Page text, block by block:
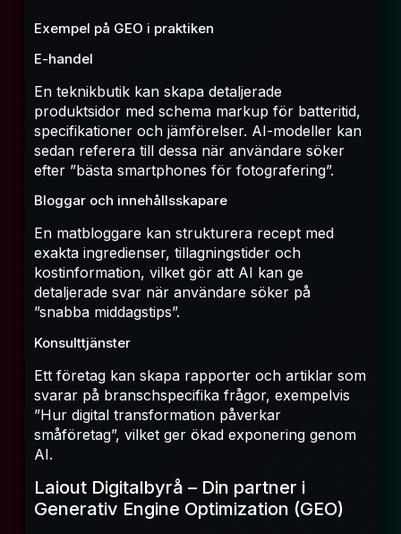
Exempel på GEO i praktiken
E-handel
En teknikbutik kan skapa detaljerade
produktsidor med schema markup för batteritid,
specifikationer och jämförelser. AI-modeller kan
sedan referera till dessa när användare söker
efter ”bästa smartphones för fotografering”.
Bloggar och innehållsskapare
En matbloggare kan strukturera recept med
exakta ingredienser, tillagningstider och
kostinformation, vilket gör att AI kan ge
detaljerade svar när användare söker på
”snabba middagstips”.
Konsulttjänster
Ett företag kan skapa rapporter och artiklar som
svarar på branschspecifika frågor, exempelvis
”Hur digital transformation påverkar
småföretag”, vilket ger ökad exponering genom
AI.
Laiout Digitalbyrå – Din partner i
Generativ Engine Optimization (GEO)